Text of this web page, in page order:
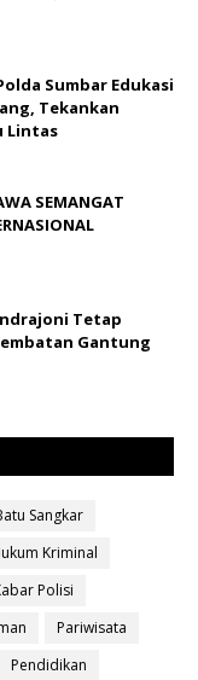
Sumbar Edukasi
Tekankan
Lintas
SEMANGAT
Tetap
Gantung
Sangkar
Kriminal
Polisi
Pariwisata
Pendidikan